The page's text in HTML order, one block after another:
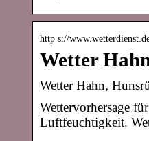
http s://
Wetter
Wetter Hahn,
Wettervorhersage
Luftfeuchtigkeit.